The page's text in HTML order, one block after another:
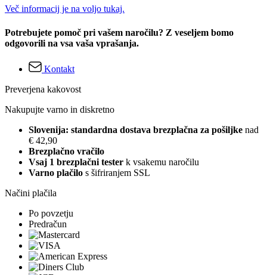
Več informacij je na voljo tukaj.
Potrebujete pomoč pri vašem naročilu? Z veseljem bomo
odgovorili na vsa vaša vprašanja.
Kontakt
Preverjena kakovost
Nakupujte varno in diskretno
Slovenija: standardna dostava brezplačna za pošiljke nad
€ 42,90
Brezplačno vračilo
Vsaj 1 brezplačni tester k vsakemu naročilu
Varno plačilo s šifriranjem SSL
Načini plačila
Po povzetju
Predračun